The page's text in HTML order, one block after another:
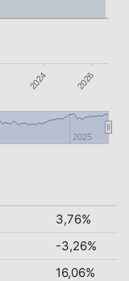
2024 2026
2025
3,76%
-3,26%
16,06%